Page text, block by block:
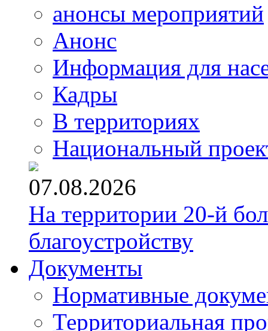
анонсы мероприятий
Анонс
Информация для
Кадры
В территориях
Национальный
07.08.2026
На территории 20-й
благоустройству
Документы
Нормативные
Территориальная